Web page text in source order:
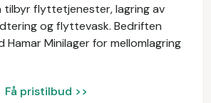
tilbyr flyttetjenester, lagring av
og flyttevask. Bedriften
Hamar Minilager for mellomlagring
Få pristilbud >>